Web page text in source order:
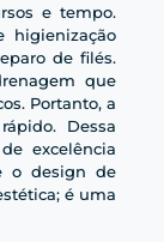
e tempo.
higienização
de filés.
que
Portanto, a
Dessa
excelência
o design de
é uma